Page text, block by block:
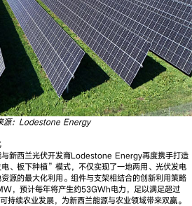
源：Lodestone Energy
新西兰光伏开发商Lodestone Energy再度携手打造
、板下种植”模式，不仅实现了一地两用、光伏发电
源的最大化利用。组件与支架相结合的创新利用策略
，预计每年将产生约53GWh电力，足以满足超过
持续农业发展，为新西兰能源与农业领域带来双赢。